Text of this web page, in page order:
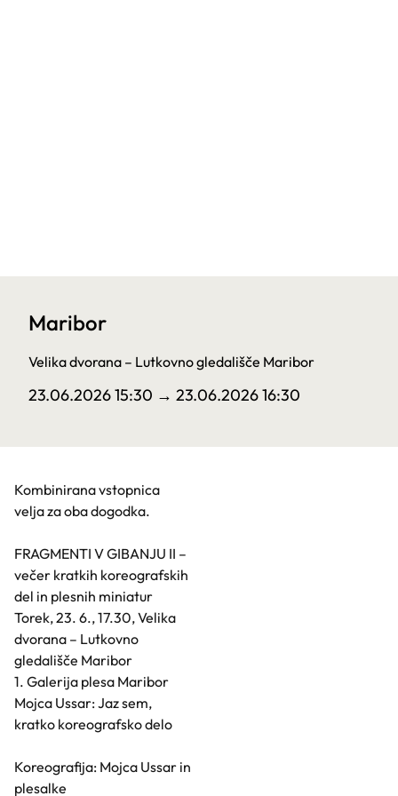
Maribor
Velika dvorana – Lutkovno gledališče Maribor
23.06.2026 15:30 → 23.06.2026 16:30
Kombinirana vstopnica
velja za oba dogodka.
FRAGMENTI V GIBANJU II –
večer kratkih koreografskih
del in plesnih miniatur
Torek, 23. 6., 17.30, Velika
dvorana – Lutkovno
gledališče Maribor
1. Galerija plesa Maribor
Mojca Ussar: Jaz sem,
kratko koreografsko delo
Koreografija: Mojca Ussar in
plesalke